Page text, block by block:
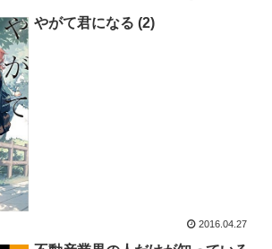
やがて君になる (2)
2016.04.27